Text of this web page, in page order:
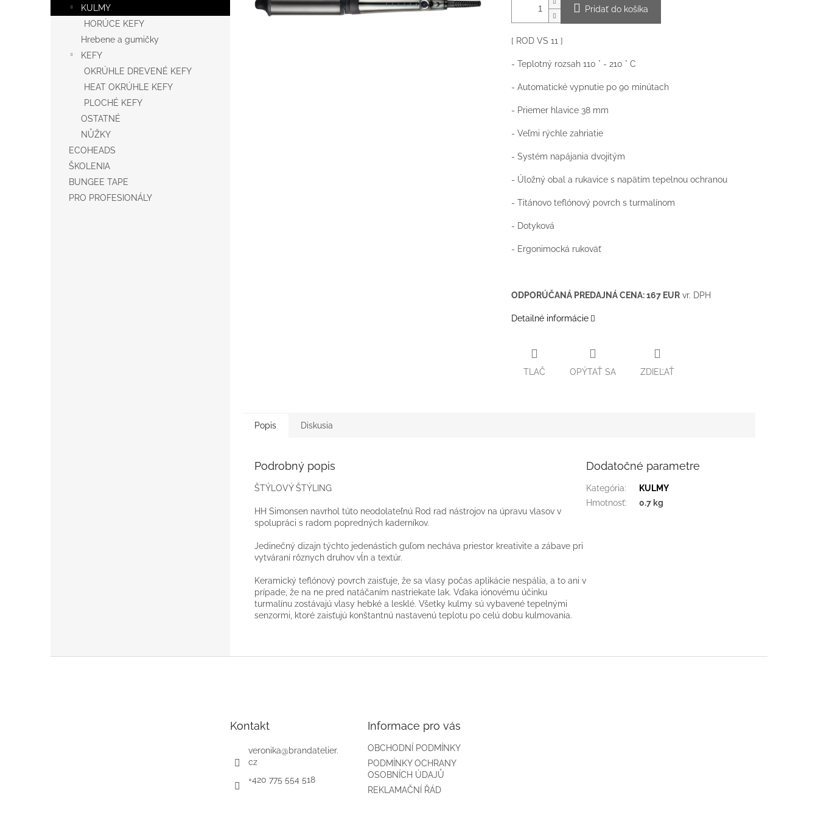
KULMY
HORÚCE KEFY
Hrebene a gumičky
KEFY
OKRÚHLE DREVENÉ KEFY
HEAT OKRÚHLE KEFY
PLOCHÉ KEFY
OSTATNÉ
NŮŽKY
ECOHEADS
ŠKOLENIA
BUNGEE TAPE
PRO PROFESIONÁLY
Pridať do košíka
[ ROD VS 11 ]
- Teplotný rozsah 110 ° - 210 ° C
- Automatické vypnutie po 90 minútach
- Priemer hlavice 38 mm
- Veľmi rýchle zahriatie
- Systém napájania dvojitým
- Úložný obal a rukavice s napätím tepelnou ochranou
- Titánovo teflónový povrch s turmalínom
- Dotyková
- Ergonimocká rukoväť
ODPORÚČANÁ PREDAJNÁ CENA: 167 EURvr. DPH
Detailné informácie
TLAČ OPÝTAŤ SA ZDIEĽAŤ
Popis Diskusia
Podrobný popis
ŠTÝLOVÝ ŠTÝLING
HH Simonsen navrhol túto neodolateľnú Rod rad nástrojov na úpravu vlasov v
spolupráci s radom popredných kaderníkov.
Jedinečný dizajn týchto jedenástich guľom necháva priestor kreativite a zábave pri
vytváraní rôznych druhov vĺn a textúr.
Keramický teflónový povrch zaisťuje, že sa vlasy počas aplikácie nespália, a to ani v
prípade, že na ne pred natáčaním nastriekate lak. Vďaka iónovému účinku
turmalínu zostávajú vlasy hebké a lesklé. Všetky kulmy sú vybavené tepelnými
senzormi, ktoré zaisťujú konštantnú nastavenú teplotu po celú dobu kulmovania.
Dodatočné parametre
Kategória:
KULMY
Hmotnosť: 0.7 kg
Kontakt
veronika@brandatelier.
cz
+420 775 554 518
Informace pro vás
OBCHODNÍ PODMÍNKY
PODMÍNKY OCHRANY
OSOBNÍCH ÚDAJŮ
REKLAMAČNÍ ŘÁD